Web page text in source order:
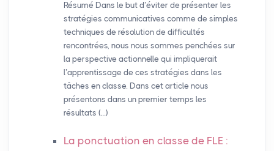
Résumé Dans le but d’éviter de présenter les
stratégies communicatives comme de simples
techniques de résolution de difficultés
rencontrées, nous nous sommes penchées sur
la perspective actionnelle qui impliquerait
l’apprentissage de ces stratégies dans les
tâches en classe. Dans cet article nous
présentons dans un premier temps les
résultats (…)
La ponctuation en classe de FLE :